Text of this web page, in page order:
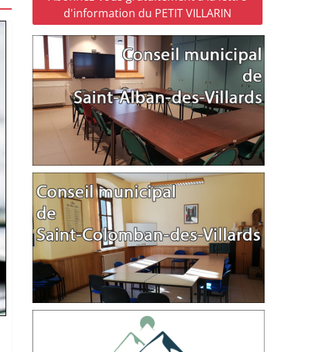
d'information du PETIT VILLARIN